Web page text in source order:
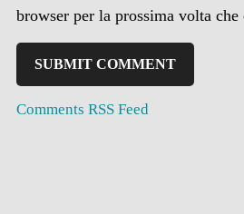
browser per la prossima volta che
Comments RSS Feed